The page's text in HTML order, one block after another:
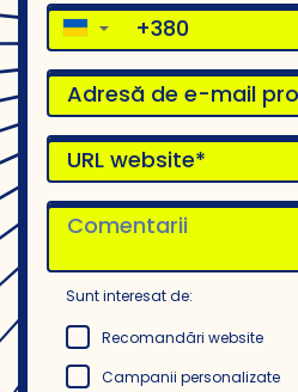
▼
Sunt interesat de:
Recomandări website
Campanii personalizate